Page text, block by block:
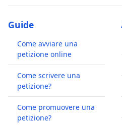
Guide
Come avviare una
petizione online
Come scrivere una
petizione?
Come promuovere una
petizione?